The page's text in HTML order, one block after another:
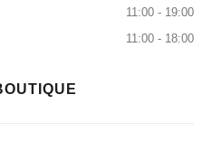
11:00 - 19:00
11:00 - 18:00